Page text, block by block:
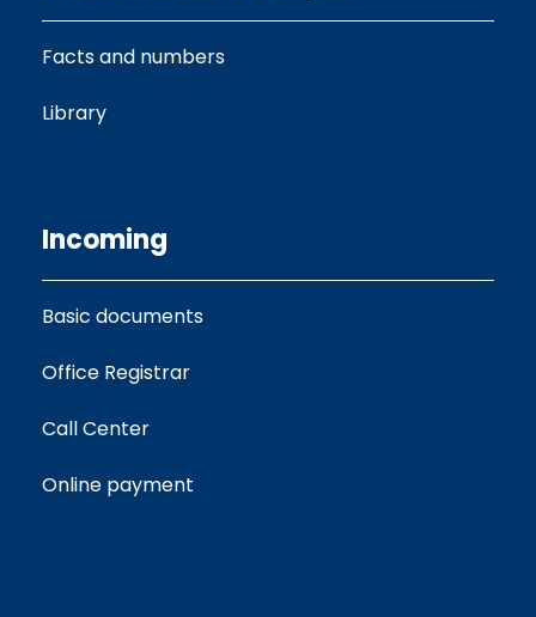
Facts and numbers
Library
Incoming
Basic documents
Office Registrar
Call Center
Online payment